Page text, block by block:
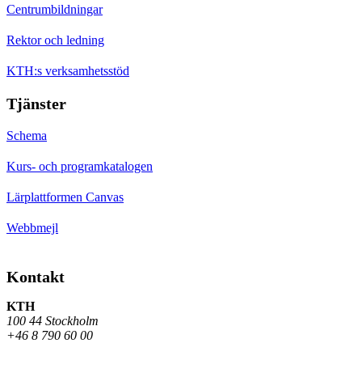
Centrumbildningar
Rektor och ledning
KTH:s verksamhetsstöd
Tjänster
Schema
Kurs- och programkatalogen
Lärplattformen Canvas
Webbmejl
Kontakt
KTH
100 44 Stockholm
+46 8 790 60 00